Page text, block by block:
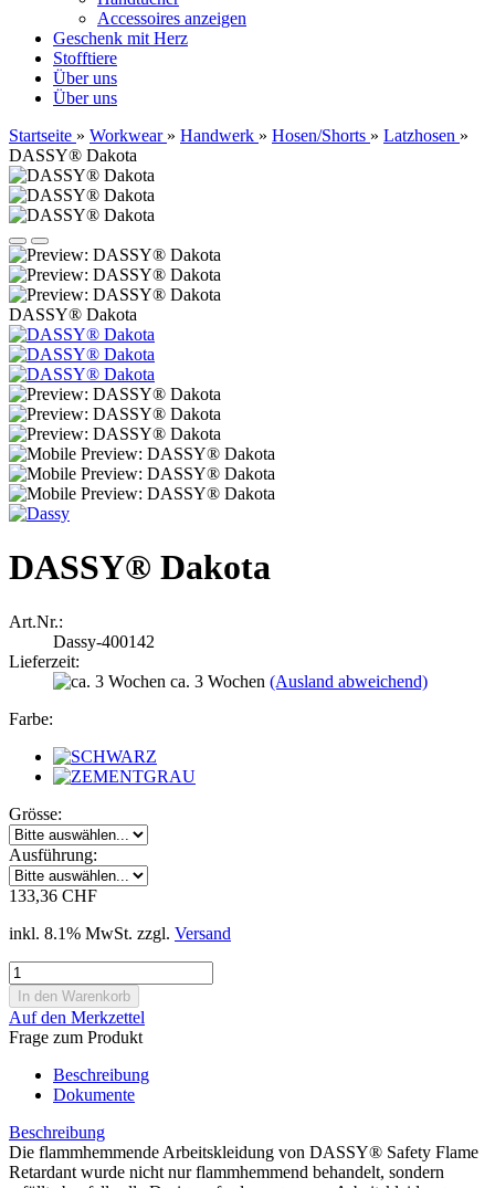
Accessoires anzeigen
Geschenk mit Herz
Stofftiere
Über uns
Über uns
Startseite » Workwear » Handwerk » Hosen/Shorts » Latzhosen »
DASSY® Dakota
DASSY® Dakota
DASSY® Dakota
Art.Nr.:
Dassy-400142
Lieferzeit:
ca. 3 Wochen (Ausland abweichend)
Farbe:
Grösse:
Ausführung:
133,36 CHF
inkl. 8.1% MwSt. zzgl. Versand
Auf den Merkzettel
Frage zum Produkt
Beschreibung
Dokumente
Beschreibung
Die flammhemmende Arbeitskleidung von DASSY® Safety Flame
Retardant wurde nicht nur flammhemmend behandelt, sondern